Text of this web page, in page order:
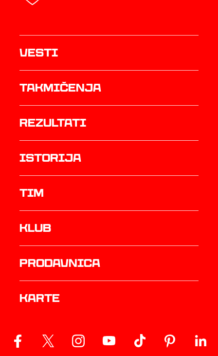
Vesti
Takmičenja
rezultati
istorija
TIM
Klub
prodavnica
Karte